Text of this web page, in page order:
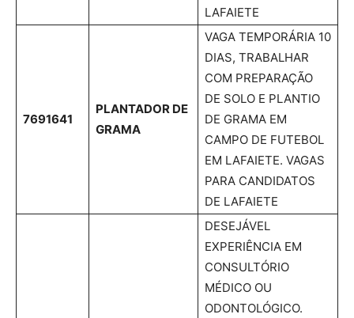
LAFAIETE
7691641
PLANTADOR DE
GRAMA
VAGA TEMPORÁRIA 10
DIAS, TRABALHAR
COM PREPARAÇÃO
DE SOLO E PLANTIO
DE GRAMA EM
CAMPO DE FUTEBOL
EM LAFAIETE. VAGAS
PARA CANDIDATOS
DE LAFAIETE
DESEJÁVEL
EXPERIÊNCIA EM
CONSULTÓRIO
MÉDICO OU
ODONTOLÓGICO.